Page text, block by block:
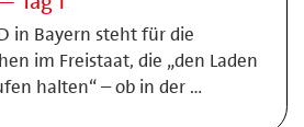
in Bayern steht für die
im Freistaat, die „den Laden
halten“ – ob in der …